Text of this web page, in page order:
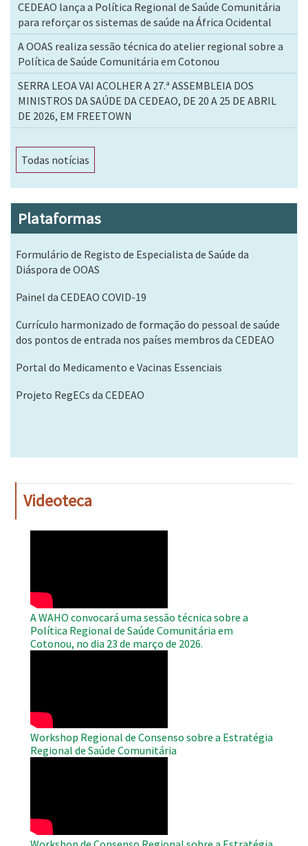
CEDEAO lança a Política Regional de Saúde Comunitária
para reforçar os sistemas de saúde na África Ocidental
A OOAS realiza sessão técnica do atelier regional sobre a
Política de Saúde Comunitária em Cotonou
SERRA LEOA VAI ACOLHER A 27.ª ASSEMBLEIA DOS
MINISTROS DA SAÚDE DA CEDEAO, DE 20 A 25 DE ABRIL
DE 2026, EM FREETOWN
Todas notícias
Plataformas
Formulário de Registo de Especialista de Saúde da
Diáspora de OOAS
Painel da CEDEAO COVID-19
Currículo harmonizado de formação do pessoal de saúde
dos pontos de entrada nos países membros da CEDEAO
Portal do Medicamento e Vacinas Essenciais
Projeto RegECs da CEDEAO
Videoteca
A WAHO convocará uma sessão técnica sobre a
Política Regional de Saúde Comunitária em
Cotonou, no dia 23 de março de 2026.
Workshop Regional de Consenso sobre a Estratégia
Regional de Saúde Comunitária